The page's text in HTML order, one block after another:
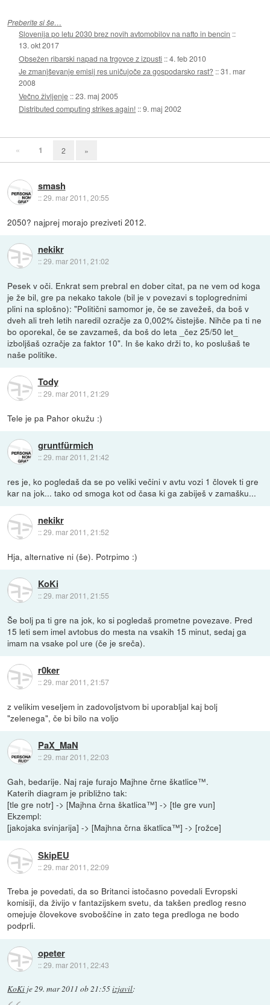
Preberite si še…
Slovenija po letu 2030 brez novih avtomobilov na nafto in bencin ::
13. okt 2017
Obsežen ribarski napad na trgovce z izpusti ::4. feb 2010
Je zmanjševanje emisij res uničujoče za gospodarsko rast? ::31. mar
2008
Večno življenje ::23. maj 2005
Distributed computing strikes again! ::9. maj 2002
« 1 2 »
smash
::29. mar 2011, 20:55
2050? najprej morajo preziveti 2012.
nekikr
::29. mar 2011, 21:02
Pesek v oči. Enkrat sem prebral en dober citat, pa ne vem od koga
je že bil, gre pa nekako takole (bil je v povezavi s toplogrednimi
plini na splošno): "Politični samomor je, če se zavežeš, da boš v
dveh ali treh letih naredil ozračje za 0,002% čistejše. Nihče pa ti ne
bo oporekal, če se zavzameš, da boš do leta _čez 25/50 let_
izboljšaš ozračje za faktor 10". In še kako drži to, ko poslušaš te
naše politike.
Tody
::29. mar 2011, 21:29
Tele je pa Pahor okužu :)
gruntfürmich
::29. mar 2011, 21:42
res je, ko pogledaš da se po veliki večini v avtu vozi 1 človek ti gre
kar na jok... tako od smoga kot od časa ki ga zabiješ v zamašku...
nekikr
::29. mar 2011, 21:52
Hja, alternative ni (še). Potrpimo :)
KoKi
::29. mar 2011, 21:55
Še bolj pa ti gre na jok, ko si pogledaš prometne povezave. Pred
15 leti sem imel avtobus do mesta na vsakih 15 minut, sedaj ga
imam na vsake pol ure (če je sreča).
r0ker
::29. mar 2011, 21:57
z velikim veseljem in zadovoljstvom bi uporabljal kaj bolj
"zelenega", če bi bilo na voljo
PaX_MaN
::29. mar 2011, 22:03
Gah, bedarije. Naj raje furajo Majhne črne škatlice™.
Katerih diagram je približno tak:
[tle gre notr] -> [Majhna črna škatlica™] -> [tle gre vun]
Ekzempl:
[jakojaka svinjarija] -> [Majhna črna škatlica™] -> [rožce]
SkipEU
::29. mar 2011, 22:09
Treba je povedati, da so Britanci istočasno povedali Evropski
komisiji, da živijo v fantazijskem svetu, da takšen predlog resno
omejuje človekove svoboščine in zato tega predloga ne bodo
podprli.
opeter
::29. mar 2011, 22:43
KoKi je29. mar 2011 ob 21:55izjavil: